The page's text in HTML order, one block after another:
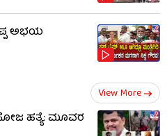
ಅಭಯ
View More
ಹತ್ಯೆ: ಮೂವರ